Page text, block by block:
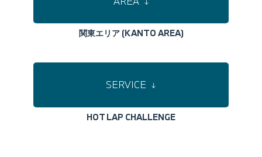
関東エリア (KANTO AREA)
SERVICE ↓
HOT LAP CHALLENGE